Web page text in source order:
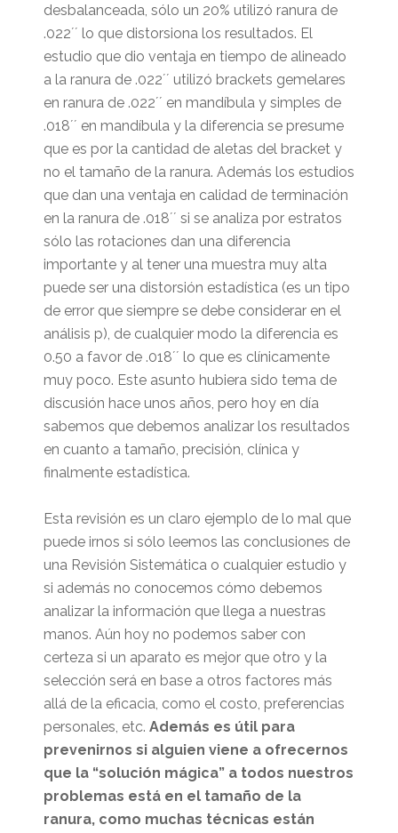
desbalanceada, sólo un 20% utilizó ranura de
.022´´ lo que distorsiona los resultados. El
estudio que dio ventaja en tiempo de alineado
a la ranura de .022´´ utilizó brackets gemelares
en ranura de .022´´ en mandíbula y simples de
.018´´ en mandíbula y la diferencia se presume
que es por la cantidad de aletas del bracket y
no el tamaño de la ranura. Además los estudios
que dan una ventaja en calidad de terminación
en la ranura de .018´´ si se analiza por estratos
sólo las rotaciones dan una diferencia
importante y al tener una muestra muy alta
puede ser una distorsión estadística (es un tipo
de error que siempre se debe considerar en el
análisis p), de cualquier modo la diferencia es
0.50 a favor de .018´´ lo que es clínicamente
muy poco. Este asunto hubiera sido tema de
discusión hace unos años, pero hoy en día
sabemos que debemos analizar los resultados
en cuanto a tamaño, precisión, clínica y
finalmente estadística.
Esta revisión es un claro ejemplo de lo mal que
puede irnos si sólo leemos las conclusiones de
una Revisión Sistemática o cualquier estudio y
si además no conocemos cómo debemos
analizar la información que llega a nuestras
manos. Aún hoy no podemos saber con
certeza si un aparato es mejor que otro y la
selección será en base a otros factores más
allá de la eficacia, como el costo, preferencias
personales, etc. Además es útil para
prevenirnos si alguien viene a ofrecernos
que la “solución mágica” a todos nuestros
problemas está en el tamaño de la
ranura, como muchas técnicas están